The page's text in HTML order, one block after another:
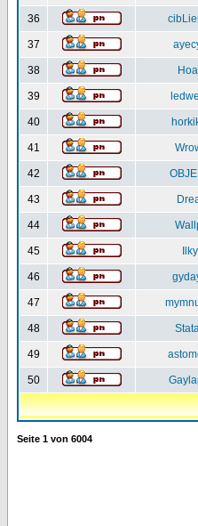
36
37
38
39
40
41
42
43
44
45
46
47
48
49
50
Seite 1 von 6004